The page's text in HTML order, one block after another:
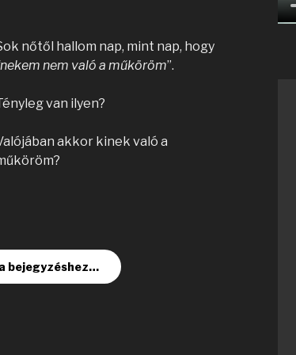
nőtől hallom nap, mint nap, hogy
nem való a műköröm”.
van ilyen?
akkor kinek való a
bejegyzéshez…